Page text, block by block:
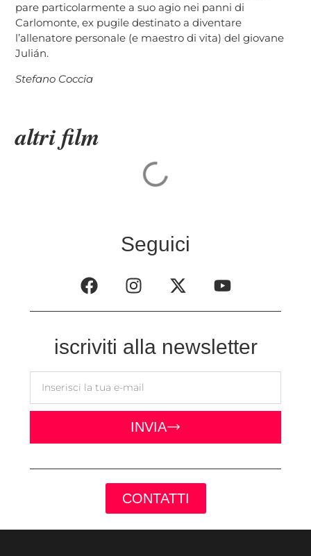
pare particolarmente a suo agio nei panni di
Carlomonte, ex pugile destinato a diventare
l’allenatore personale (e maestro di vita) del giovane
Julián.
Stefano Coccia
altri film
Seguici
iscriviti alla newsletter
INVIA
CONTATTI